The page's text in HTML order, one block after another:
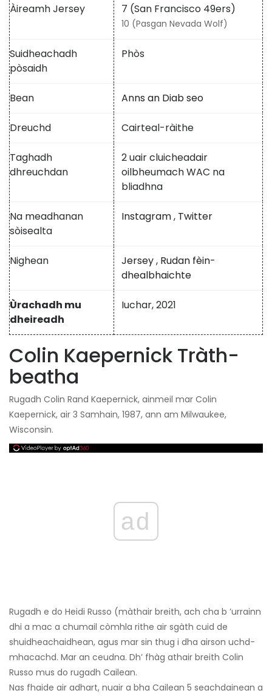
Àireamh Jersey 7 (San Francisco 49ers)
10 (Pasgan Nevada Wolf)
Suidheachadh
pòsaidh
Phòs
Bean Anns an Diab seo
Dreuchd Cairteal-ràithe
Taghadh
dhreuchdan
2 uair cluicheadair
oilbheumach WAC na
bliadhna
Na meadhanan
sòisealta
Instagram, Twitter
Nighean Jersey, Rudan fèin-
dhealbhaichte
Ùrachadh mu
dheireadh
Iuchar, 2021
Colin Kaepernick Tràth-
beatha
Rugadh Colin Rand Kaepernick, ainmeil mar Colin
Kaepernick, air 3 Samhain, 1987, ann am Milwaukee,
Wisconsin.
ad
Rugadh e do Heidi Russo (màthair breith, ach cha b ’urrainn
dhi a mac a chumail còmhla rithe air sgàth cuid de
shuidheachaidhean, agus mar sin thug i dha airson uchd-
mhacachd. Mar an ceudna. Dh’ fhàg athair breith Colin
Russo mus do rugadh Cailean.
Nas fhaide air adhart, nuair a bha Cailean 5 seachdainean a